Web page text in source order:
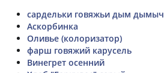
сардельки говяжьи дым дымыч
Аскорбинка
Оливье (колоризатор)
фарш говяжий карусель
Винегрет осенний